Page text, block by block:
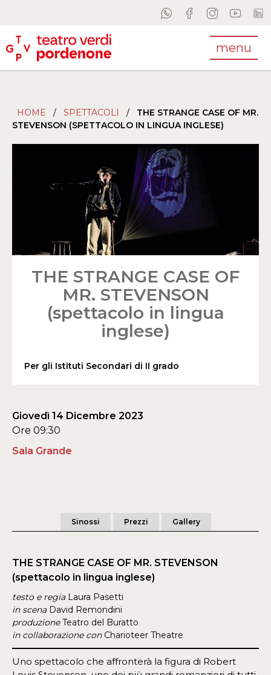
menu
HOME / SPETTACOLI /
THE STRANGE CASE OF MR.
STEVENSON (SPETTACOLO IN LINGUA INGLESE)
THE STRANGE CASE OF
MR. STEVENSON
(spettacolo in lingua
inglese)
Per gli Istituti Secondari di II grado
Giovedì 14 Dicembre 2023
Ore 09:30
Sala Grande
Sinossi Prezzi Gallery
THE STRANGE CASE OF MR. STEVENSON
(spettacolo in lingua inglese)
testo e regiaLaura Pasetti
in scenaDavid Remondini
produzioneTeatro del Buratto
in collaborazione conCharioteer Theatre
Uno spettacolo che affronterà la figura di Robert